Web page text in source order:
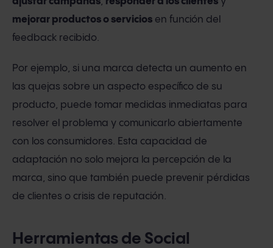
mejorar productos o servicios en función del
feedback recibido.
Por ejemplo, si una marca detecta un aumento en
las quejas sobre un aspecto específico de su
producto, puede tomar medidas inmediatas para
resolver el problema y comunicarlo abiertamente
con los consumidores. Esta capacidad de
adaptación no solo mejora la percepción de la
marca, sino que también puede prevenir pérdidas
de clientes o crisis de reputación.
Herramientas de Social